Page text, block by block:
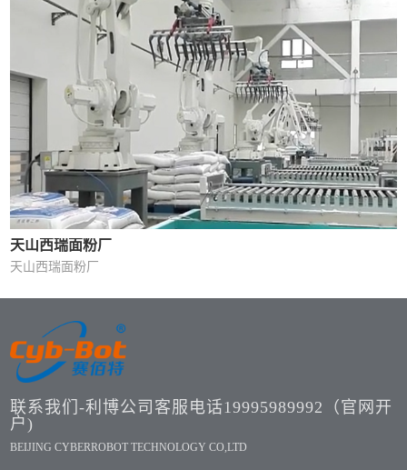
天山西瑞面粉厂
天山西瑞面粉厂
联系我们-利博公司客服电话19995989992（官网开
户)
BEIJING CYBERROBOT TECHNOLOGY CO,LTD